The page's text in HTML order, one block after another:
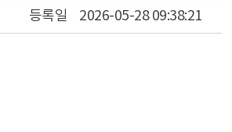
등록일 2026-05-28 09:38:21